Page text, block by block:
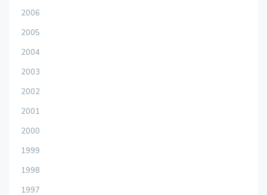
2006
2005
2004
2003
2002
2001
2000
1999
1998
1997